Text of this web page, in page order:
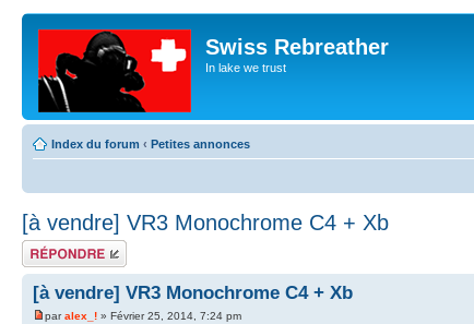
Swiss Rebreather
In lake we trust
Index du forum ‹ Petites annonces
[à vendre] VR3 Monochrome C4 + Xb
Répondre
[à vendre] VR3 Monochrome C4 + Xb
paralex_! » Février 25, 2014, 7:24 pm